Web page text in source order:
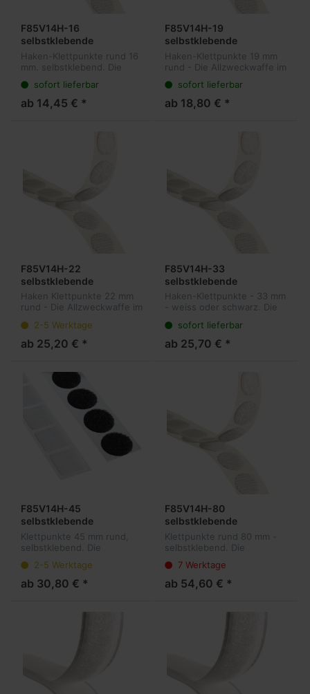
F85V14H-16
selbstklebende
Hakenpunkte 16 mm
rund, 1.250 Stück pro
Haken-Klettpunkte rund 16
mm. selbstklebend. Die
der wiederlösbaren
Befestigungen. Unsere
Klettpunkte sind sowohl für
sofort lieferbar
ab 14,45 € *
F85V14H-19
selbstklebende
Hakenpunkte 19 mm
rund, 1.150 Stück pro
Haken-Klettpunkte 19 mm
rund - Die Allzweckwaffe im
Befestigungen. Unsere
Klettpunkte sind sowohl für
Mailings und Ordner, als
sofort lieferbar
ab 18,80 € *
F85V14H-22
selbstklebende
Hakenpunkte 22 mm
rund, 1.000 Stück pro
Haken Klettpunkte 22 mm
rund - Die Allzweckwaffe im
Befestigungen. Unsere
Klettpunkte sind sowohl für
Mailings und Ordner, als
2-5 Werktage
ab 25,20 € *
F85V14H-33
selbstklebende
Hakenpunkte 33 mm
rund, 650 Stück pro Rolle
Haken-Klettpunkte - 33 mm
- weiss oder schwarz. Die
der wiederlösbaren
Befestigungen. Unsere
Klettpunkte sind sowohl für
sofort lieferbar
ab 25,70 € *
F85V14H-45
selbstklebende
Hakenpunkte 45 mm
rund, 500 Stück pro Rolle
Klettpunkte 45 mm rund,
selbstklebend. Die
der wiederlösbaren
Befestigungen. Unsere
Klettpunkte sind sowohl für
2-5 Werktage
ab 30,80 € *
F85V14H-80
selbstklebende
Hakenpunkte 80 mm
rund, 310 Stück pro Rolle
Klettpunkte rund 80 mm -
selbstklebend. Die
der wiederlösbaren
Befestigungen. Unsere
Klettpunkte sind sowohl für
7 Werktage
ab 54,60 € *